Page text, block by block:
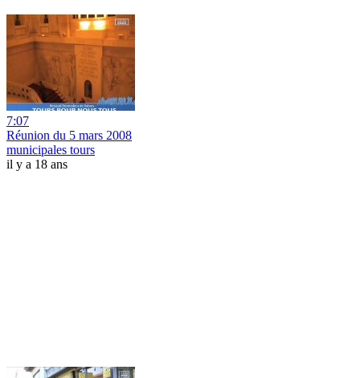
7:07
Réunion du 5 mars 2008
municipales tours
il y a 18 ans